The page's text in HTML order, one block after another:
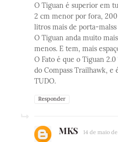
O Tiguan é superior em
2 cm menor por fora,
litros mais de porta-malss
O Tiguan anda muito
menos. E tem, mais
O Fato é que o Tiguan
do Compass Trailhawk, e
TUDO.
Responder
MKS 14 de maio de